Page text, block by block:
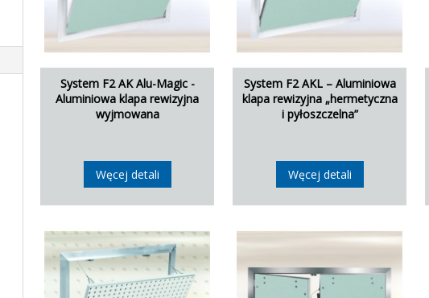
System F2 AK Alu-Magic -
Aluminiowa klapa rewizyjna
wyjmowana
Węcej detali
System F2 AKL – Aluminiowa
klapa rewizyjna „hermetyczna
i pyłoszczelna”
Węcej detali